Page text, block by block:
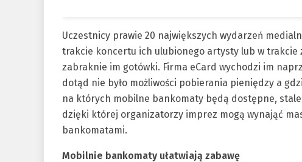
Uczestnicy prawie 20 największych wydarzeń
trakcie koncertu ich ulubionego artysty lub w trakcie
zabraknie im gotówki. Firma eCard wychodzi im
dotąd nie było możliwości pobierania pieniędzy a
na których mobilne bankomaty będą dostępne, stale
dzięki której organizatorzy imprez mogą wynająć
bankomatami.
Mobilnie bankomaty ułatwiają zabawę